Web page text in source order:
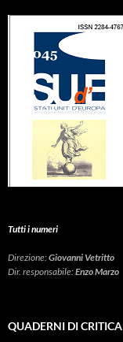
Tutti i numeri
Direzione:Giovanni Vetritto
Dir. responsabile:Enzo Marzo
QUADERNI DI CRITICA